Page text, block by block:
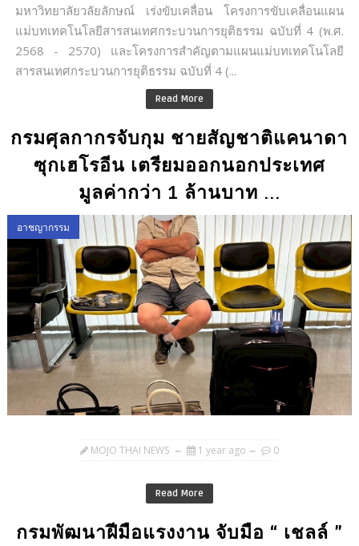
มหาวิทยาลัยวลัยลักษณ์ เร่งขับเคลื่อน โครงการขับเคลื่อนแผน
แม่บทเทคโนโลยีสารสนเทศกระบวนการยุติธรรม ฉบับที่ 4 (พ.ศ.
2568 - 2570) และโครงการสำคัญตามแผนแม่บทเทคโนโลยี
สารสนเทศกระบวนการยุติธรรม ฉบับที่ 4 (...
Read More
กรมศุลกากรจับกุม ชายสัญชาติแคนาดา
ซุกเฮโรอีน เตรียมออกนอกประเทศ
มูลค่ากว่า 1 ล้านบาท ...
อาชญากรรม
MOJO THAI NEWS 1 year ago 0
Read More
กรมพัฒนาฝีมือแรงงาน จับมือ “ เชลล์ ”